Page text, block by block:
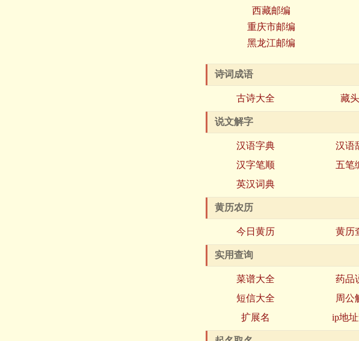
西藏邮编
重庆市邮编
黑龙江邮编
诗词成语
古诗大全 藏
说文解字
汉语字典 汉语
汉字笔顺
五笔
英汉词典
黄历农历
今日黄历 黄历
实用查询
菜谱大全 药品
短信大全
周公
扩展名
ip地